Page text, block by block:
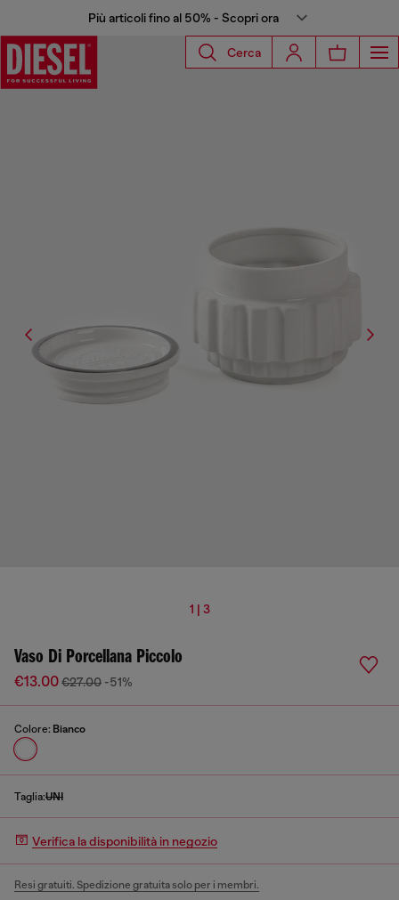
Più articoli fino al 50% - Scopri ora
Cerca
1 | 3
Vaso Di Porcellana Piccolo
€13.00€27.00 -51%
Colore: Bianco
Taglia:UNI
Verifica la disponibilità in negozio
Resi gratuiti. Spedizione gratuita solo per i membri.